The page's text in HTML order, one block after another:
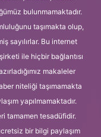
bulunmamaktadır.
taşımakta olup,
sayılırlar. Bu internet
ile hiçbir bağlantısı
makaleler
niteliği taşımamakta
yapılmamaktadır.
tamamen tesadüfidir.
bir bilgi paylaşım